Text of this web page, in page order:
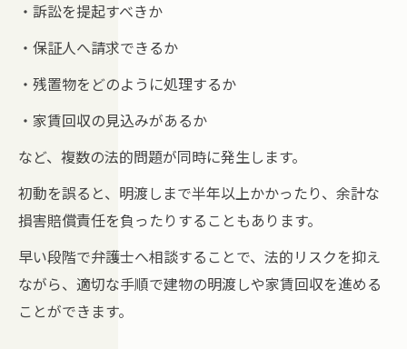
・訴訟を提起すべきか
・保証人へ請求できるか
・残置物をどのように処理するか
・家賃回収の見込みがあるか
など、複数の法的問題が同時に発生します。
初動を誤ると、明渡しまで半年以上かかったり、余計な
損害賠償責任を負ったりすることもあります。
早い段階で弁護士へ相談することで、法的リスクを抑え
ながら、適切な手順で建物の明渡しや家賃回収を進める
ことができます。